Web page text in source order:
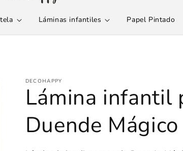
Láminas infantiles Papel Pintado
DECOHAPPY
Lámina infantil
Duende Mágico